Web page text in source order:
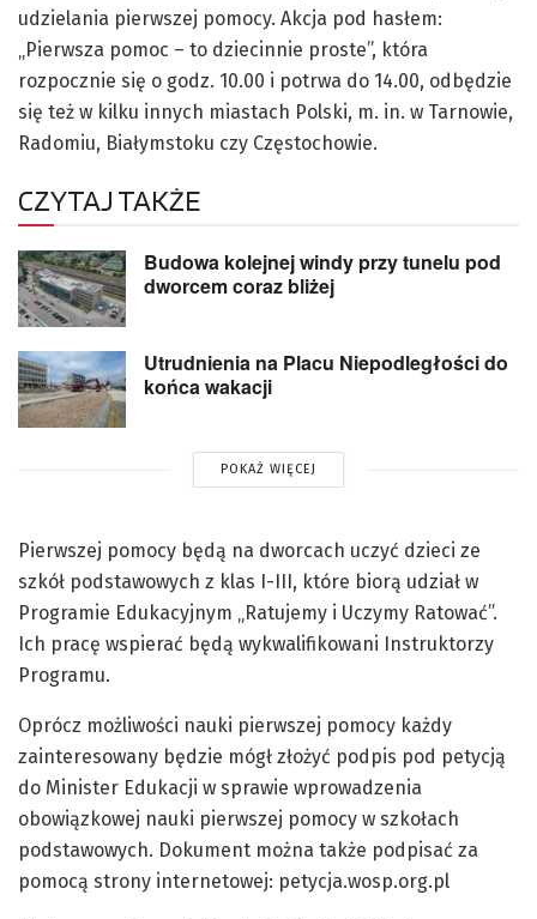
udzielania pierwszej pomocy. Akcja pod hasłem:
„Pierwsza pomoc – to dziecinnie proste”, która
rozpocznie się o godz. 10.00 i potrwa do 14.00, odbędzie
się też w kilku innych miastach Polski, m. in. w Tarnowie,
Radomiu, Białymstoku czy Częstochowie.
CZYTAJ TAKŻE
Budowa kolejnej windy przy tunelu pod
dworcem coraz bliżej
Utrudnienia na Placu Niepodległości do
końca wakacji
POKAŻ WIĘCEJ
Pierwszej pomocy będą na dworcach uczyć dzieci ze
szkół podstawowych z klas I-III, które biorą udział w
Programie Edukacyjnym „Ratujemy i Uczymy Ratować”.
Ich pracę wspierać będą wykwalifikowani Instruktorzy
Programu.
Oprócz możliwości nauki pierwszej pomocy każdy
zainteresowany będzie mógł złożyć podpis pod petycją
do Minister Edukacji w sprawie wprowadzenia
obowiązkowej nauki pierwszej pomocy w szkołach
podstawowych. Dokument można także podpisać za
pomocą strony internetowej: petycja.wosp.org.pl